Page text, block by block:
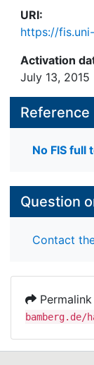
URI:
https://
Activation
July 13, 2015
Reference
No FIS full
Question
Contact
Permalink
bamberg.de/